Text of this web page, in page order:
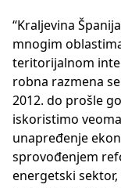
“Kraljevina
mnogim
teritorijalnom
robna razmena
2012. do prošle
iskoristimo
unapređenje
sprovođenjem
energetski